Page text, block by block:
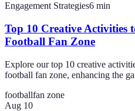
Engagement Strategies6 min
Top 10 Creative Activities
Football Fan Zone
Explore our top 10 creative
football fan zone, enhancing the
footballfan zone
Aug 10